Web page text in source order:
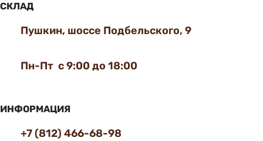
СКЛАД
Пушкин, шоссе Подбельского, 9
Пн-Пт с 9:00 до 18:00
ИНФОРМАЦИЯ
+7 (812) 466-68-98